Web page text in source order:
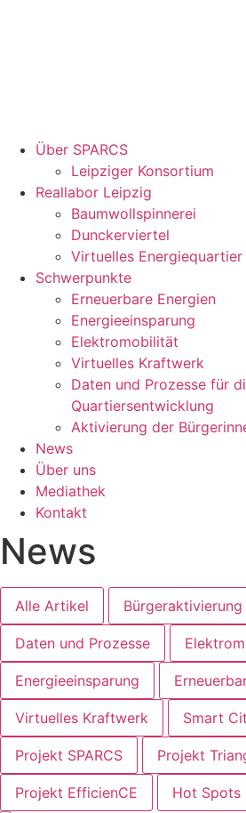
Über SPARCS
Leipziger Konsortium
Reallabor Leipzig
Baumwollspinnerei
Dunckerviertel
Virtuelles Energiequartier
Schwerpunkte
Erneuerbare Energien
Energieeinsparung
Elektromobilität
Virtuelles Kraftwerk
Daten und Prozesse für
Quartiersentwicklung
Aktivierung der
News
Über uns
Mediathek
Kontakt
News
Alle Artikel Bürgeraktivierung
Daten und Prozesse
Energieeinsparung
Virtuelles Kraftwerk Smart
Projekt SPARCS Projekt
Projekt EfficienCE Hot Spots